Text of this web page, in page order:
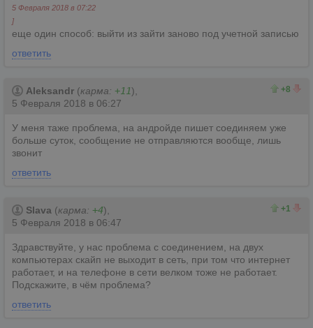
5 Февраля 2018 в 07:22
]
еще один способ: выйти из зайти заново под учетной записью
ответить
+8
Aleksandr (карма: +11),
5 Февраля 2018 в 06:27
У меня таже проблема, на андройде пишет соединяем уже
больше суток, сообщение не отправляются вообще, лишь
звонит
ответить
+1
Slava (карма: +4),
5 Февраля 2018 в 06:47
Здравствуйте, у нас проблема с соединением, на двух
компьютерах скайп не выходит в сеть, при том что интернет
работает, и на телефоне в сети велком тоже не работает.
Подскажите, в чём проблема?
ответить